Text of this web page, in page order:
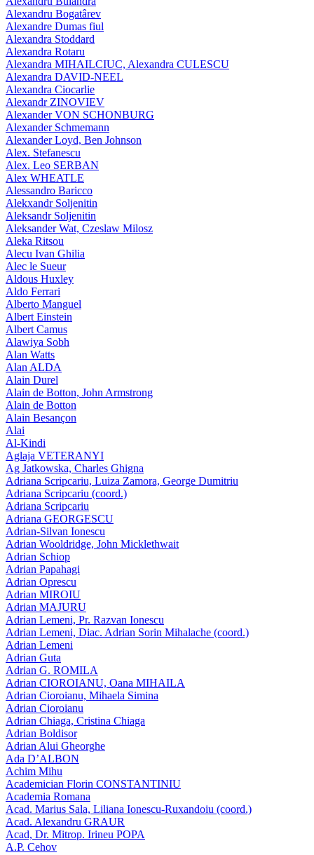
Alexandru Bogatârev
Alexandre Dumas fiul
Alexandra Stoddard
Alexandra Rotaru
Alexandra MIHAILCIUC, Alexandra CULESCU
Alexandra DAVID-NEEL
Alexandra Ciocarlie
Alexandr ZINOVIEV
Alexander VON SCHONBURG
Alexander Schmemann
Alexander Loyd, Ben Johnson
Alex. Stefanescu
Alex. Leo SERBAN
Alex WHEATLE
Alessandro Baricco
Alekxandr Soljenitin
Aleksandr Soljenitin
Aleksander Wat, Czeslaw Milosz
Aleka Ritsou
Alecu Ivan Ghilia
Alec le Sueur
Aldous Huxley
Aldo Ferrari
Alberto Manguel
Albert Einstein
Albert Camus
Alawiya Sobh
Alan Watts
Alan ALDA
Alain Durel
Alain de Botton, John Armstrong
Alain de Botton
Alain Besançon
Alai
Al-Kindi
Aglaja VETERANYI
Ag Jatkowska, Charles Ghigna
Adriana Scripcariu, Luiza Zamora, George Dumitriu
Adriana Scripcariu (coord.)
Adriana Scripcariu
Adriana GEORGESCU
Adrian-Silvan Ionescu
Adrian Wooldridge, John Micklethwait
Adrian Schiop
Adrian Papahagi
Adrian Oprescu
Adrian MIROIU
Adrian MAJURU
Adrian Lemeni, Pr. Razvan Ionescu
Adrian Lemeni, Diac. Adrian Sorin Mihalache (coord.)
Adrian Lemeni
Adrian Guta
Adrian G. ROMILA
Adrian CIOROIANU, Oana MIHAILA
Adrian Cioroianu, Mihaela Simina
Adrian Cioroianu
Adrian Chiaga, Cristina Chiaga
Adrian Boldisor
Adrian Alui Gheorghe
Ada D’ALBON
Achim Mihu
Academician Florin CONSTANTINIU
Academia Romana
Acad. Marius Sala, Liliana Ionescu-Ruxandoiu (coord.)
Acad. Alexandru GRAUR
Acad, Dr. Mitrop. Irineu POPA
A.P. Cehov